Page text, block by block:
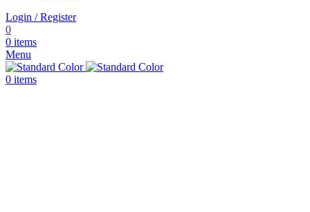
Login / Register
0
0 items
Menu
0 items